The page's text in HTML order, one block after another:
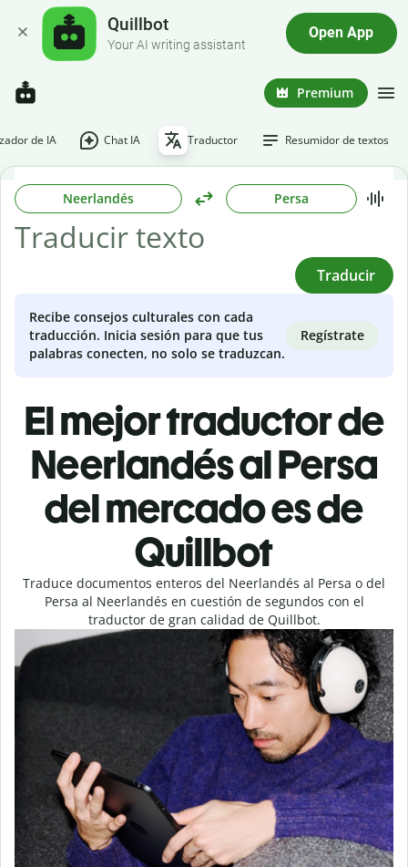
Quillbot
Your AI writing assistant
Open App
Premium
de IA Chat IA Traductor Resumidor de textos
Neerlandés Persa
Traducir
Recibe consejos culturales con cada
traducción. Inicia sesión para que tus
palabras conecten, no solo se traduzcan.
Regístrate
El mejor traductor de
Neerlandés al Persa
del mercado es de
Quillbot
Traduce documentos enteros del Neerlandés al Persa o del
Persa al Neerlandés en cuestión de segundos con el
traductor de gran calidad de Quillbot.